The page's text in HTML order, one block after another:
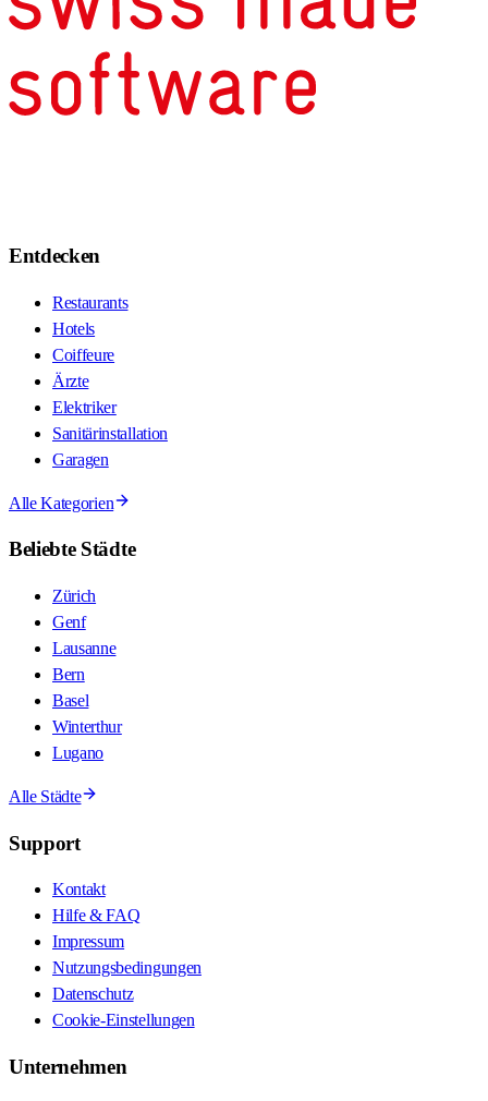
Entdecken
Restaurants
Hotels
Coiffeure
Ärzte
Elektriker
Sanitärinstallation
Garagen
Alle Kategorien
Beliebte Städte
Zürich
Genf
Lausanne
Bern
Basel
Winterthur
Lugano
Alle Städte
Support
Kontakt
Hilfe & FAQ
Impressum
Nutzungsbedingungen
Datenschutz
Cookie-Einstellungen
Unternehmen